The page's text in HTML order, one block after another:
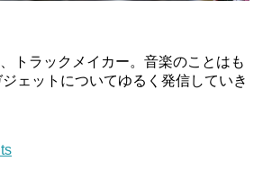
トラックメイカー。音楽のことはも
ェットについてゆるく発信していき